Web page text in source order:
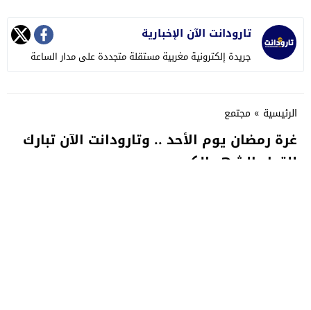
تارودانت الآن الإخبارية
جريدة إلكترونية مغربية مستقلة متجددة على مدار الساعة
الرئيسية » مجتمع
غرة رمضان يوم الأحد .. وتارودانت الآن تبارك
للقراء الشهر الكريم